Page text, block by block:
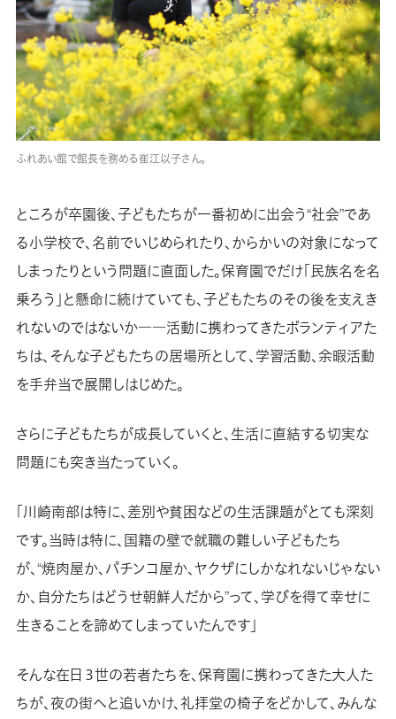
ふれあい館で館長を務める崔江以子さん。
ところが卒園後、子どもたちが一番初めに出会う“社会”であ
る小学校で、名前でいじめられたり、からかいの対象になって
しまったりという問題に直面した。保育園でだけ「民族名を名
乗ろう」と懸命に続けていても、子どもたちのその後を支えき
れないのではないか――活動に携わってきたボランティアた
ちは、そんな子どもたちの居場所として、学習活動、余暇活動
を手弁当で展開しはじめた。
さらに子どもたちが成長していくと、生活に直結する切実な
問題にも突き当たっていく。
「川崎南部は特に、差別や貧困などの生活課題がとても深刻
です。当時は特に、国籍の壁で就職の難しい子どもたち
が、“焼肉屋か、パチンコ屋か、ヤクザにしかなれないじゃない
か、自分たちはどうせ朝鮮人だから”って、学びを得て幸せに
生きることを諦めてしまっていたんです」
そんな在日３世の若者たちを、保育園に携わってきた大人た
ちが、夜の街へと追いかけ、礼拝堂の椅子をどかして、みんな